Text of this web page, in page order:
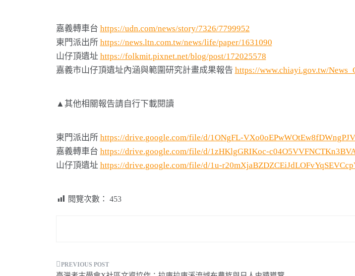
嘉義轉車台 https://udn.com/news/story/7326/7799952
東門派出所 https://news.ltn.com.tw/news/life/paper/1631090
山仔頂遺址 https://folkmit.pixnet.net/blog/post/172025578
嘉義市山仔頂遺址內涵與範圍研究計畫成果報告 https://www.chiayi.gov.tw/
▲其他相關報告請自行下載閱讀
東門派出所 https://drive.google.com/file/d/1ONgFL-
嘉義轉車台 https://drive.google.com/file/d/1zHKlgGRIKoc-
山仔頂遺址 https://drive.google.com/file/d/1u-
閱覽次數： 453
文